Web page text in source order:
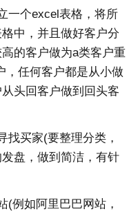
一个excel表格，将所
中，并且做好客户分
的客户做为a类客户重
，任何客户都是从小做
头回客户做到回头客
找买家(要整理分类，
盘，做到简洁，有针
(例如阿里巴巴网站，